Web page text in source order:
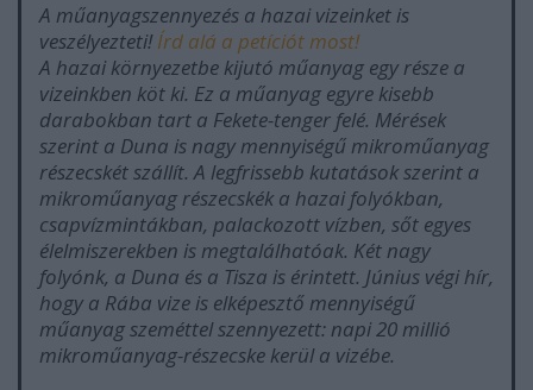
A műanyagszennyezés a hazai vizeinket is
veszélyezteti!Írd alá a petíciót most!
A hazai környezetbe kijutó műanyag egy része a
vizeinkben köt ki. Ez a műanyag egyre kisebb
darabokban tart a Fekete-tenger felé. Mérések
szerint a Duna is nagy mennyiségű mikroműanyag
részecskét szállít. A legfrissebb kutatások szerint a
mikroműanyag részecskék a hazai folyókban,
csapvízmintákban, palackozott vízben, sőt egyes
élelmiszerekben is megtalálhatóak. Két nagy
folyónk, a Duna és a Tisza is érintett. Június végi hír,
hogy a Rába vize is elképesztő mennyiségű
műanyag szeméttel szennyezett: napi 20 millió
mikroműanyag-részecske kerül a vizébe.